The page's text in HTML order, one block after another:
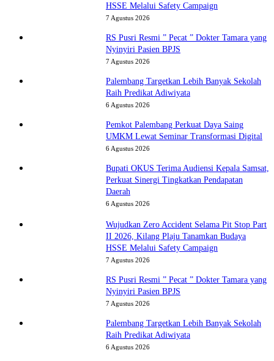
HSSE Melalui Safety Campaign
7 Agustus 2026
RS Pusri Resmi ” Pecat ” Dokter Tamara yang
Nyinyiri Pasien BPJS
7 Agustus 2026
Palembang Targetkan Lebih Banyak Sekolah
Raih Predikat Adiwiyata
6 Agustus 2026
Pemkot Palembang Perkuat Daya Saing
UMKM Lewat Seminar Transformasi Digital
6 Agustus 2026
Bupati OKUS Terima Audiensi Kepala Samsat,
Perkuat Sinergi Tingkatkan Pendapatan
Daerah
6 Agustus 2026
Wujudkan Zero Accident Selama Pit Stop Part
II 2026, Kilang Plaju Tanamkan Budaya
HSSE Melalui Safety Campaign
7 Agustus 2026
RS Pusri Resmi ” Pecat ” Dokter Tamara yang
Nyinyiri Pasien BPJS
7 Agustus 2026
Palembang Targetkan Lebih Banyak Sekolah
Raih Predikat Adiwiyata
6 Agustus 2026